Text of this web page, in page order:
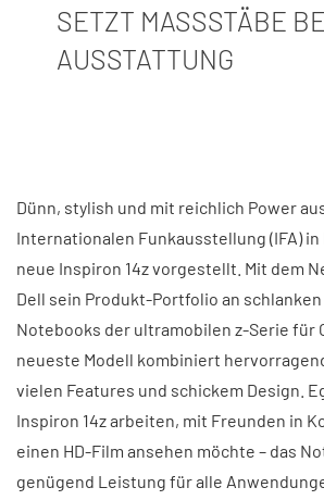
SETZT MASSSTÄBE
USSTATTUNG
Dünn, stylish und mit reichlich Power
Internationalen Funkausstellung (IFA) in
neue Inspiron 14z vorgestellt. Mit dem
Dell sein Produkt-Portfolio an
Notebooks der ultramobilen z-Serie für
neueste Modell kombiniert
vielen Features und schickem Design.
Inspiron 14z arbeiten, mit Freunden in
einen HD-Film ansehen möchte – das
genügend Leistung für alle